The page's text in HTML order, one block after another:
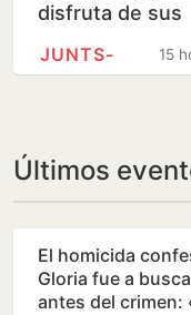
disfruta de sus
permisos tras
15
JUNTS-
Últimos
El homicida
Gloria fue a
antes del crimen: